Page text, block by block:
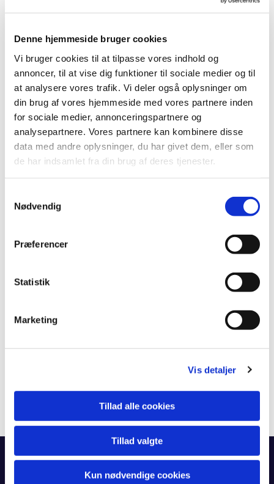
Denne hjemmeside bruger cookies
Vi bruger cookies til at tilpasse vores indhold og
annoncer, til at vise dig funktioner til sociale medier og til
at analysere vores trafik. Vi deler også oplysninger om
din brug af vores hjemmeside med vores partnere inden
for sociale medier, annonceringspartnere og
analysepartnere. Vores partnere kan kombinere disse
data med andre oplysninger, du har givet dem, eller som
de har indsamlet fra din brug af deres tjenester.
Nødvendig
Præferencer
Statistik
Marketing
Vis detaljer
Tillad alle cookies
Tillad valgte
Kun nødvendige cookies
Du vil måske også kunne
lide...